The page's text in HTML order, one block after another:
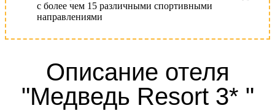
с более чем 15 различными спортивными
направлениями
Описание отеля
"Медведь Resort 3* "